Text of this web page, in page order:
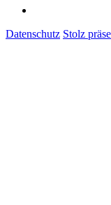
Datenschutz Stolz